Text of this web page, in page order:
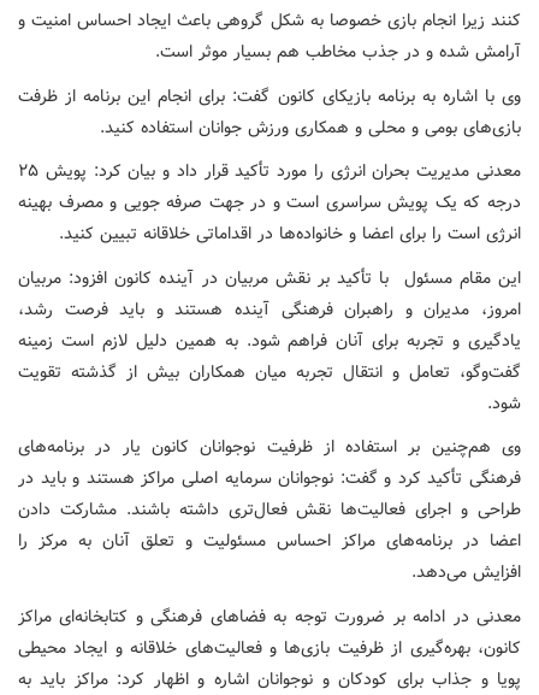
کنند زیرا انجام بازی خصوصا به شکل گروهی باعث ایجاد احساس امنیت و
آرامش شده و در جذب مخاطب هم بسیار موثر است.
وی با اشاره به برنامه بازیکای کانون گفت: برای انجام این برنامه از ظرفت
بازی‌های بومی و محلی و همکاری ورزش جوانان استفاده کنید.
معدنی مدیریت بحران انرژی را مورد تأکید قرار داد و بیان کرد: پویش ۲۵
درجه که یک پویش سراسری است و در جهت صرفه جویی و مصرف بهینه
انرژی است را برای اعضا و خانواده‌ها در اقداماتی خلاقانه تبیین کنید.
این مقام مسئول با تأکید بر نقش مربیان در آینده کانون افزود: مربیان
امروز، مدیران و راهبران فرهنگی آینده هستند و باید فرصت رشد،
یادگیری و تجربه برای آنان فراهم شود. به همین دلیل لازم است زمینه
گفت‌وگو، تعامل و انتقال تجربه میان همکاران بیش از گذشته تقویت
شود.
وی هم‌چنین بر استفاده از ظرفیت نوجوانان کانون یار در برنامه‌های
فرهنگی تأکید کرد و گفت: نوجوانان سرمایه اصلی مراکز هستند و باید در
طراحی و اجرای فعالیت‌ها نقش فعال‌تری داشته باشند. مشارکت دادن
اعضا در برنامه‌های مراکز احساس مسئولیت و تعلق آنان به مرکز را
افزایش می‌دهد.
معدنی در ادامه بر ضرورت توجه به فضاهای فرهنگی و کتابخانه‌ای مراکز
کانون، بهره‌گیری از ظرفیت بازی‌ها و فعالیت‌های خلاقانه و ایجاد محیطی
پویا و جذاب برای کودکان و نوجوانان اشاره و اظهار کرد: مراکز باید به